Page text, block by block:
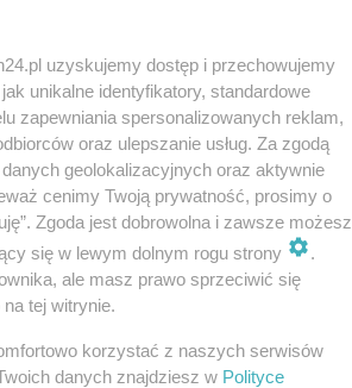
uzyskujemy dostęp i przechowujemy
unikalne identyfikatory, standardowe
zapewniania spersonalizowanych reklam,
oraz ulepszanie usług. Za zgodą
geolokalizacyjnych oraz aktywnie
cenimy Twoją prywatność, prosimy o
Zgoda jest dobrowolna i zawsze możesz
się w lewym dolnym rogu strony
.
ale masz prawo sprzeciwić się
tej witrynie.
korzystać z naszych serwisów
danych znajdziesz w Polityce